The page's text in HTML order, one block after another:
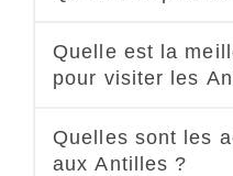
Quelle est la
pour visiter les
Quelles sont les
aux Antilles ?